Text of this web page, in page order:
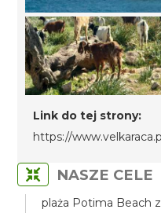
Link do tej strony:
https://
NASZE CELE
plaża Potima Beach